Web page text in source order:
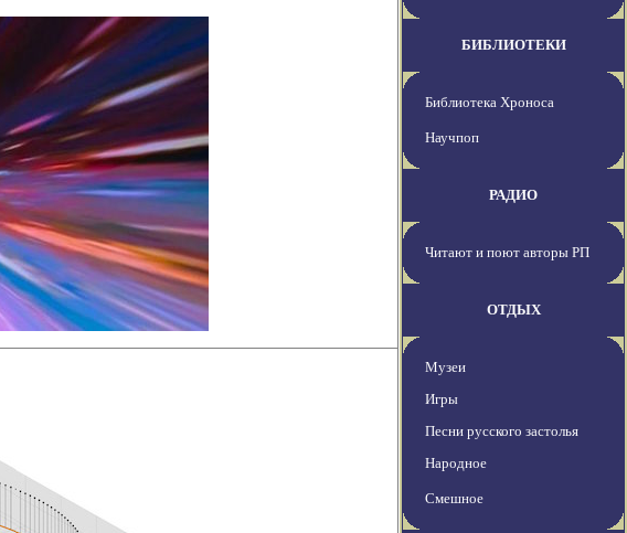
БИБЛИОТЕКИ
Библиотека Хроноса
Научпоп
РАДИО
Читают и поют авторы РП
ОТДЫХ
Музеи
Игры
Песни русского застолья
Народное
Смешное